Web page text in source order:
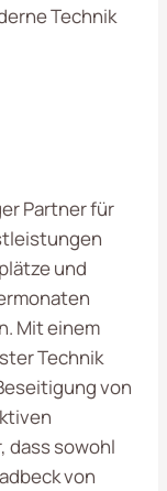
Technik
Partner für
und
Mit einem
Technik
von
dass sowohl
von